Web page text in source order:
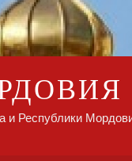
и Республики